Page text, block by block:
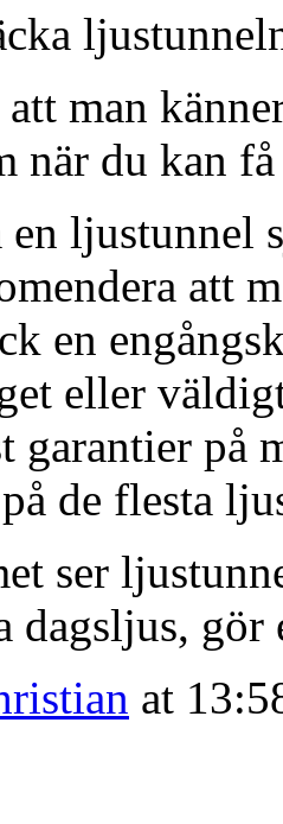
man
när du kan
ljustunnel
att
en
eller
garantier på
de flesta
ser
dagsljus,
at